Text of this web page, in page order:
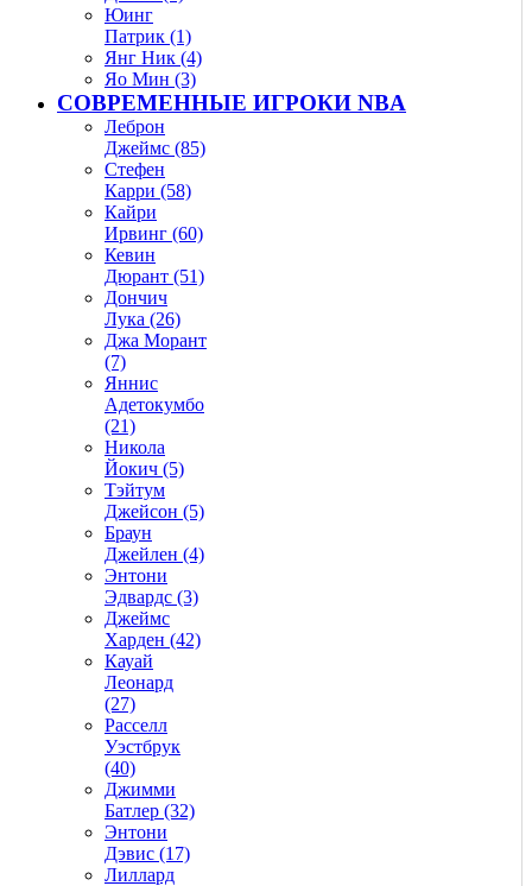
Юинг
Патрик (1)
Янг Ник (4)
Яо Мин (3)
СОВРЕМЕННЫЕ ИГРОКИ NBA
Леброн
Джеймс (85)
Стефен
Карри (58)
Кайри
Ирвинг (60)
Кевин
Дюрант (51)
Дончич
Лука (26)
Джа Морант
(7)
Яннис
Адетокумбо
(21)
Никола
Йокич (5)
Тэйтум
Джейсон (5)
Браун
Джейлен (4)
Энтони
Эдвардс (3)
Джеймс
Харден (42)
Кауай
Леонард
(27)
Расселл
Уэстбрук
(40)
Джимми
Батлер (32)
Энтони
Дэвис (17)
Лиллард